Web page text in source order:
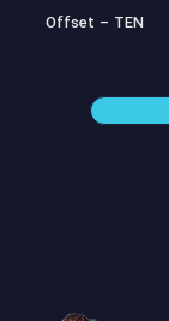
Offset – TEN